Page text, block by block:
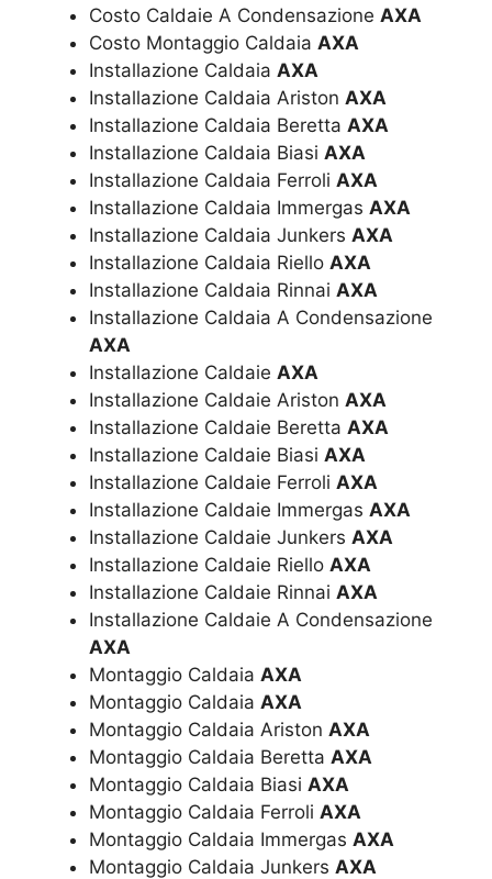
Costo Caldaie A Condensazione AXA
Costo Montaggio Caldaia AXA
Installazione Caldaia AXA
Installazione Caldaia Ariston AXA
Installazione Caldaia Beretta AXA
Installazione Caldaia Biasi AXA
Installazione Caldaia Ferroli AXA
Installazione Caldaia Immergas AXA
Installazione Caldaia Junkers AXA
Installazione Caldaia Riello AXA
Installazione Caldaia Rinnai AXA
Installazione Caldaia A Condensazione
AXA
Installazione Caldaie AXA
Installazione Caldaie Ariston AXA
Installazione Caldaie Beretta AXA
Installazione Caldaie Biasi AXA
Installazione Caldaie Ferroli AXA
Installazione Caldaie Immergas AXA
Installazione Caldaie Junkers AXA
Installazione Caldaie Riello AXA
Installazione Caldaie Rinnai AXA
Installazione Caldaie A Condensazione
AXA
Montaggio Caldaia AXA
Montaggio Caldaia AXA
Montaggio Caldaia Ariston AXA
Montaggio Caldaia Beretta AXA
Montaggio Caldaia Biasi AXA
Montaggio Caldaia Ferroli AXA
Montaggio Caldaia Immergas AXA
Montaggio Caldaia Junkers AXA